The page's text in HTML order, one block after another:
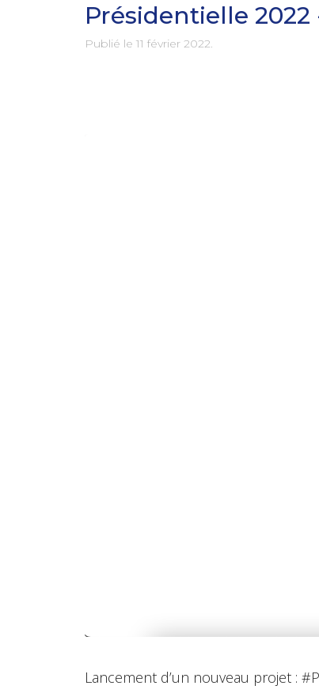
Présidentielle
Publié le 11 février 2022.
Lancement d’un nouveau projet :